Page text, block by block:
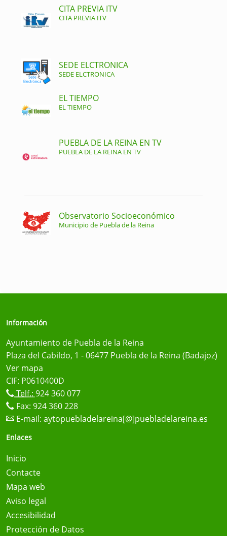
CITA PREVIA ITV
CITA PREVIA ITV
SEDE ELCTRONICA
SEDE ELCTRONICA
EL TIEMPO
EL TIEMPO
PUEBLA DE LA REINA EN TV
PUEBLA DE LA REINA EN TV
Observatorio Socioeconómico
Municipio de Puebla de la Reina
Información
Ayuntamiento de Puebla de la Reina
Plaza del Cabildo, 1 - 06477 Puebla de la Reina (Badajoz)
Ver mapa
CIF: P0610400D
Telf.: 924 360 077
Fax: 924 360 228
E-mail: aytopuebladelareina[@]puebladelareina.es
Enlaces
Inicio
Contacte
Mapa web
Aviso legal
Accesibilidad
Protección de Datos